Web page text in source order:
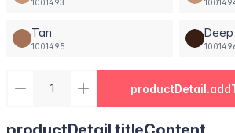
1001493
Tan
1001495
Deep